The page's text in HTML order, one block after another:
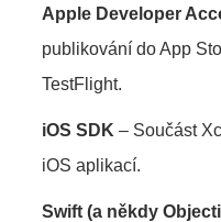
Apple Developer
publikování do App
TestFlight.
iOS SDK – Součást
iOS aplikací.
Swift (a někdy